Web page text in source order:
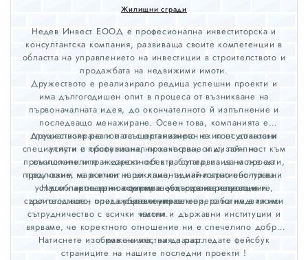
Жилищни сгради
Недев Инвест ЕООД е професионална инвеститорска и
консултантска компания, развиваща своите компетенции в
областта на управлението на инвестиции в строителството и
продажбата на недвижими имоти.
Дружеството е реализирало редица успешни проекти и
има дългогодишен опит в процеса от възникване на
първоначалната идея, до окончателното й изпълнение и
последващо менажиране. Освен това, компанията е
специализирана и в осъществяването на консултантски
услуги и обслужване, проектиране и дизайн на
промишлени и граждански обекти, супервизия на проекти,
проучване, маркетинг и реклама, административно-правни
услуги и експертни оценки в областта на инвестциите,
строителството, продажбите и управлението на недвижими
имоти.
Дружеството разполага с организиран екип от доказани
специалисти с професионални качества, опит, лоялност към
възложителите и коректност в работата, за да може да
предложим на всички наши клиенти най-пълно обслужване
в областта на консултирането, строителството и
управлението.
Наши партньори са фирми с утвърдена репутация и
дългогодишен опит в съответния сектор, работим в тясно
сътрудничество с всички частни и държавни институции и
вярваме, че коректното отношение ни е спечелило добро
име на местния пазар.
Натиснете изображенията, за да разгледате фейсбук
страниците на нашите последни проекти !